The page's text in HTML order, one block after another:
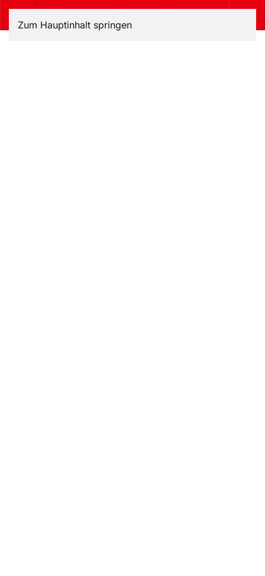
Zum Hauptinhalt springen